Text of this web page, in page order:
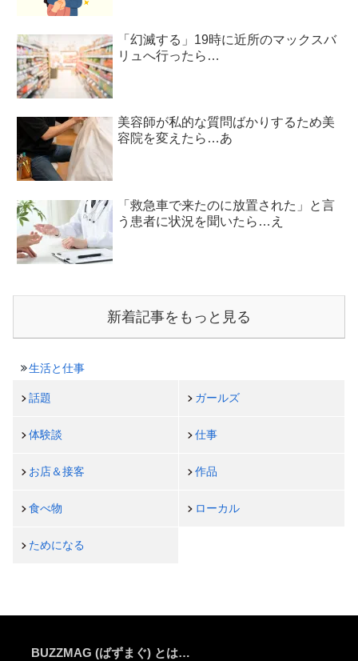
「幻滅する」19時に近所のマックスバ
リュへ行ったら…
美容師が私的な質問ばかりするため美
容院を変えたら…あ
「救急車で来たのに放置された」と言
う患者に状況を聞いたら…え
新着記事をもっと見る
生活と仕事
話題 ガールズ
体験談 仕事
お店＆接客 作品
食べ物 ローカル
ためになる
BUZZMAG (ばずまぐ) とは…